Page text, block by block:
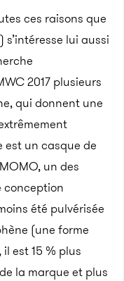
ces raisons que
s’intéresse lui aussi
2017 plusieurs
qui donnent une
est un casque de
un des
conception
été pulvérisée
(une forme
est 15 % plus
la marque et plus